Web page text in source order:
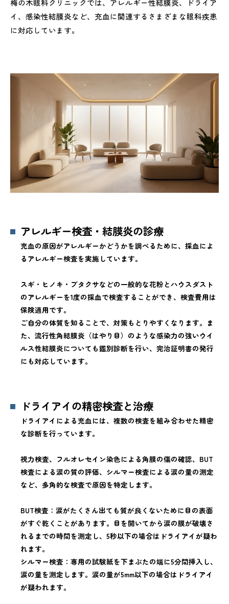
イ、感染性結膜炎など、充血に関連するさまざまな眼科疾患
に対応しています。
アレルギー検査・結膜炎の診療
充血の原因がアレルギーかどうかを調べるために、採血によ
るアレルギー検査を実施しています。
スギ・ヒノキ・ブタクサなどの一般的な花粉とハウスダスト
のアレルギーを1度の採血で検査することができ、検査費用は
保険適用です。
ご自分の体質を知ることで、対策もとりやすくなります。ま
た、流行性角結膜炎（はやり目）のような感染力の強いウイ
ルス性結膜炎についても鑑別診断を行い、完治証明書の発行
にも対応しています。
ドライアイの精密検査と治療
ドライアイによる充血には、複数の検査を組み合わせた精密
な診断を行っています。
視力検査、フルオレセイン染色による角膜の傷の確認、BUT
検査による涙の質の評価、シルマー検査による涙の量の測定
など、多角的な検査で原因を特定します。
BUT検査：涙がたくさん出ても質が良くないために目の表面
がすぐ乾くことがあります。目を開いてから涙の膜が破壊さ
れるまでの時間を測定し、5秒以下の場合はドライアイが疑わ
れます。
シルマー検査：専用の試験紙を下まぶたの端に5分間挿入し、
涙の量を測定します。涙の量が5mm以下の場合はドライアイ
が疑われます。